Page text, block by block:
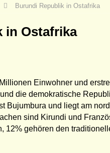
Burundi Republik in Ostafrika
in Ostafrika
Einwohner und
die demokratische
Bujumbura und liegt am
sind Kirundi und
12% gehören den